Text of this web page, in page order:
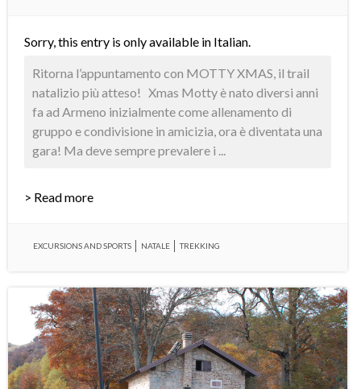
Sorry, this entry is only available in Italian.
Ritorna l’appuntamento con MOTTY XMAS, il trail
natalizio più atteso! Xmas Motty è nato diversi anni
fa ad Armeno inizialmente come allenamento di
gruppo e condivisione in amicizia, ora è diventata una
gara! Ma deve sempre prevalere i ...
> Read more
EXCURSIONS AND SPORTS NATALE TREKKING